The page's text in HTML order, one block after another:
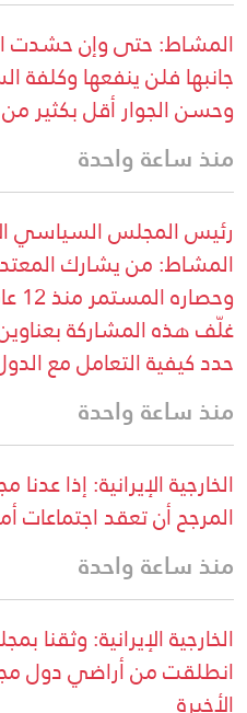
المشاط: حتى وإن حشدت
جانبها فلن ينفعها وكلفة
وحسن الجوار أقل بكثير
منذ ساعة واحدة
رئيس المجلس السياسي
المشاط: من يشارك
غلّف هذه المشاركة
حدد كيفية التعامل مع
منذ ساعة واحدة
الخارجية الإيرانية: إذا
المرجح أن تعقد اجتماعات
منذ ساعة واحدة
الخارجية الإيرانية:
انطلقت من أراضي دول
الأخيرة